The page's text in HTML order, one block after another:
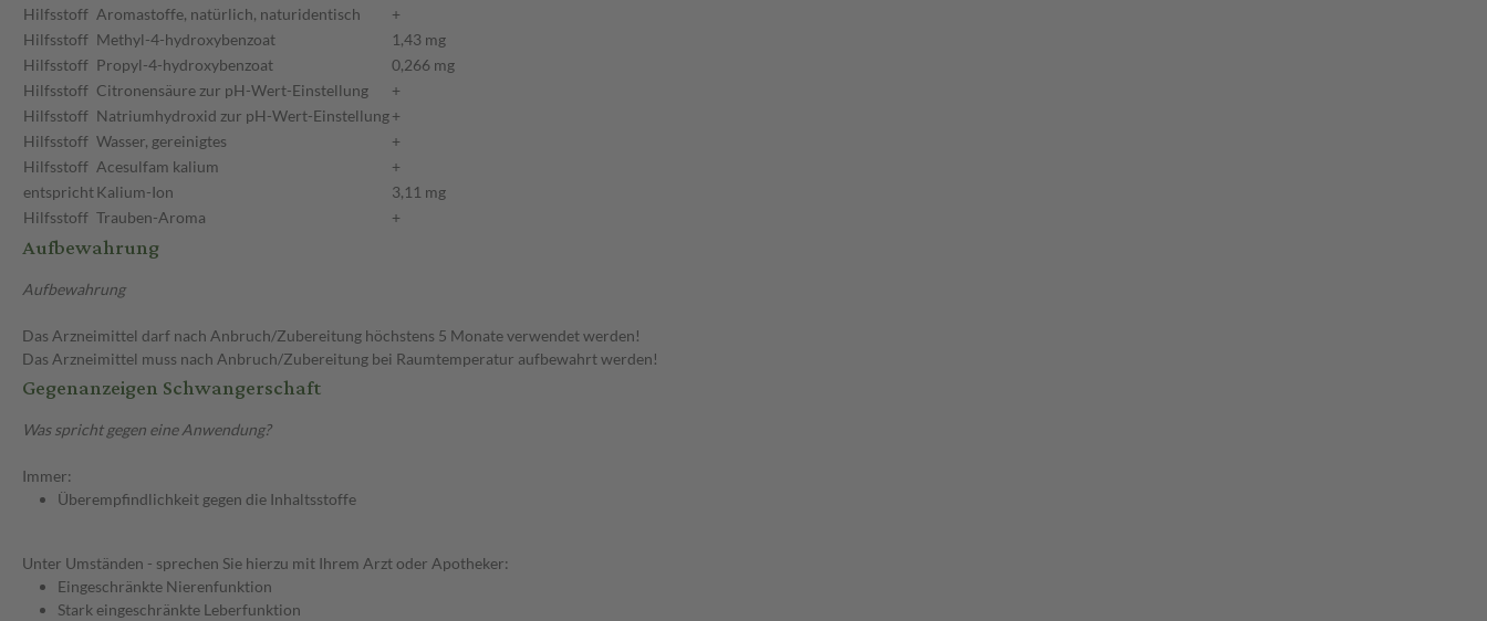
Hilfsstoff Aromastoffe, natürlich, naturidentisch
+
Hilfsstoff Methyl-4-hydroxybenzoat
1,43 mg
Hilfsstoff Propyl-4-hydroxybenzoat
0,266 mg
Hilfsstoff Citronensäure zur pH-Wert-Einstellung
+
Hilfsstoff Natriumhydroxid zur pH-Wert-Einstellung+
Hilfsstoff Wasser, gereinigtes
+
Hilfsstoff Acesulfam kalium
+
entsprichtKalium-Ion
3,11 mg
Hilfsstoff Trauben-Aroma +
Aufbewahrung
Aufbewahrung
Das Arzneimittel darf nach Anbruch/Zubereitung höchstens 5 Monate verwendet werden!
Das Arzneimittel muss nach Anbruch/Zubereitung bei Raumtemperatur aufbewahrt werden!
Gegenanzeigen Schwangerschaft
Was spricht gegen eine Anwendung?
Immer:
Überempfindlichkeit gegen die Inhaltsstoffe
Unter Umständen - sprechen Sie hierzu mit Ihrem Arzt oder Apotheker:
Eingeschränkte Nierenfunktion
Stark eingeschränkte Leberfunktion